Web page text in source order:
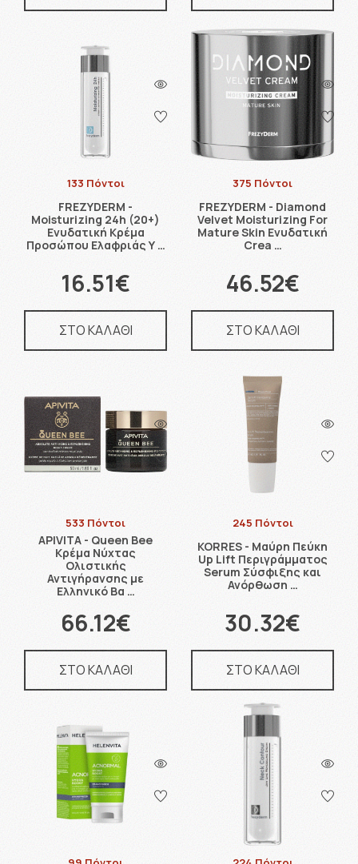
133 Πόντοι
FREZYDERM -
Moisturizing 24h (20+)
Ενυδατική Κρέμα
Προσώπου Ελαφριάς Υ …
16.51€
ΣΤΟ ΚΑΛΑΘΙ
375 Πόντοι
FREZYDERM - Diamond
Velvet Moisturizing For
Mature Skin Ενυδατική
Crea …
46.52€
ΣΤΟ ΚΑΛΑΘΙ
533 Πόντοι
APIVITA - Queen Bee
Κρέμα Νύχτας
Ολιστικής
Αντιγήρανσης με
Ελληνικό Βα …
66.12€
ΣΤΟ ΚΑΛΑΘΙ
245 Πόντοι
KORRES - Μαύρη Πεύκη
Up Lift Περιγράμματος
Serum Σύσφιξης και
Ανόρθωση …
30.32€
ΣΤΟ ΚΑΛΑΘΙ